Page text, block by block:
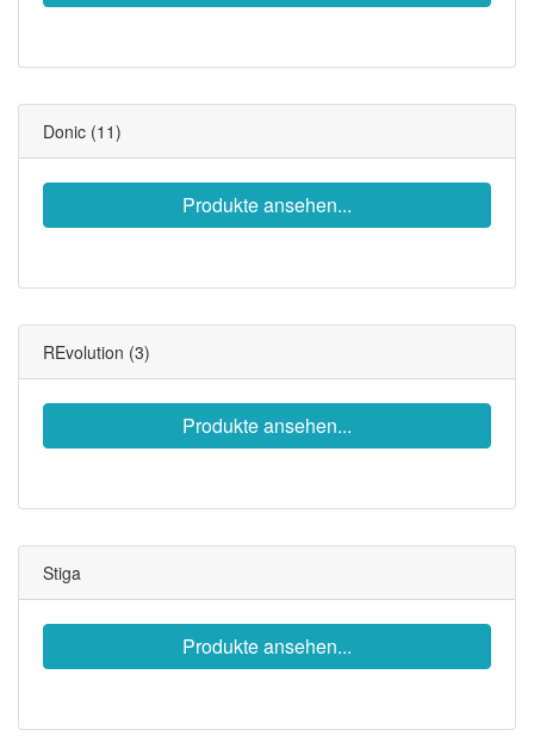
Donic (11)
Produkte ansehen...
REvolution (3)
Produkte ansehen...
Stiga
Produkte ansehen...